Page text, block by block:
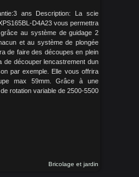
ans Description: La scie
D4A23 vous permettra
au système de guidage 2
et au système de plongée
de faire des découpes en plein
de découper lencastrement dun
par exemple. Elle vous offrira
max 59mm. Grâce à une
rotation variable de 2500-5500
Bricolage et jardin